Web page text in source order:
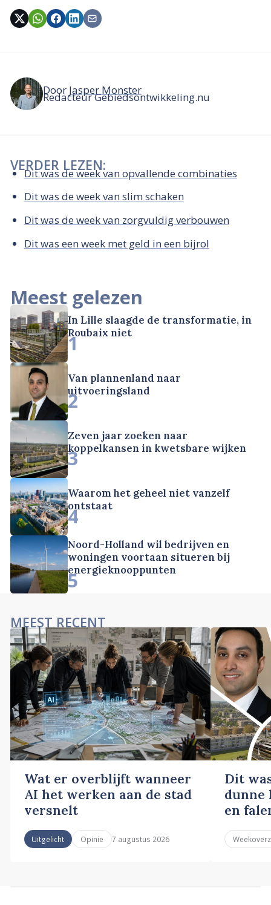
Door Jasper Monster
Redacteur Gebiedsontwikkeling.nu
VERDER LEZEN:
Dit was de week van opvallende combinaties
Dit was de week van slim schaken
Dit was de week van zorgvuldig verbouwen
Dit was een week met geld in een bijrol
Meest gelezen
In Lille slaagde de transformatie, in
Roubaix niet
1
Van plannenland naar
uitvoeringsland
2
Zeven jaar zoeken naar
koppelkansen in kwetsbare wijken
3
Waarom het geheel niet vanzelf
ontstaat
4
Noord-Holland wil bedrijven en
woningen voortaan situeren bij
energieknooppunten
5
MEEST RECENT
Wat er overblijft wanneer
AI het werken aan de stad
versnelt
Uitgelicht Opinie 7 augustus 2026
Dit
dunne
en